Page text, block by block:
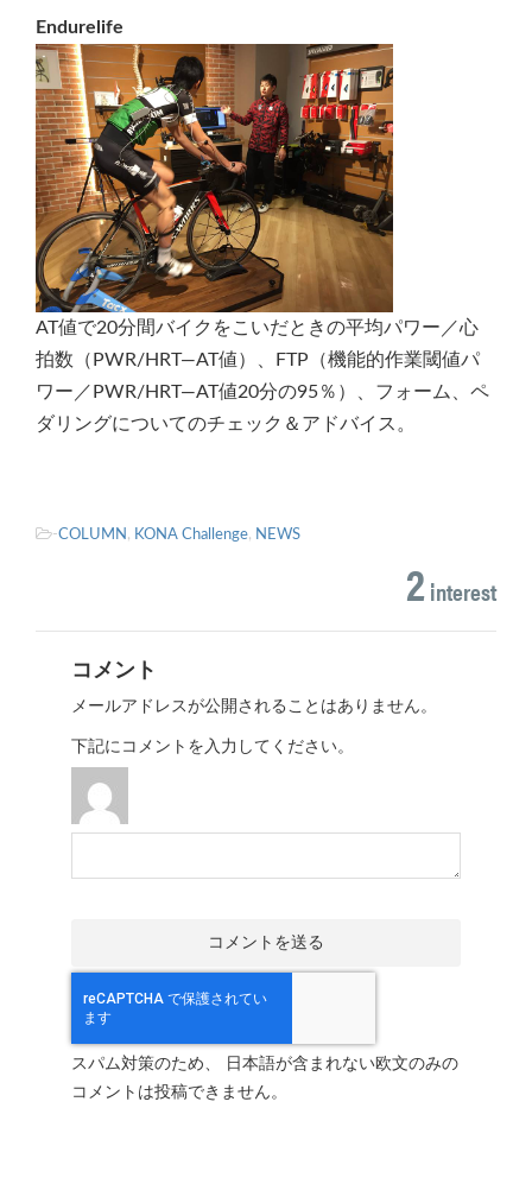
Endurelife
AT値で20分間バイクをこいだときの平均パワー／心
拍数（PWR/HRT—AT値）、FTP（機能的作業閾値パ
ワー／PWR/HRT—AT値20分の95％）、フォーム、ペ
ダリングについてのチェック＆アドバイス。
-COLUMN , KONA Challenge, NEWS
2interest
コメント
メールアドレスが公開されることはありません。
下記にコメントを入力してください。
スパム対策のため、 日本語が含まれない欧文のみの
コメントは投稿できません。